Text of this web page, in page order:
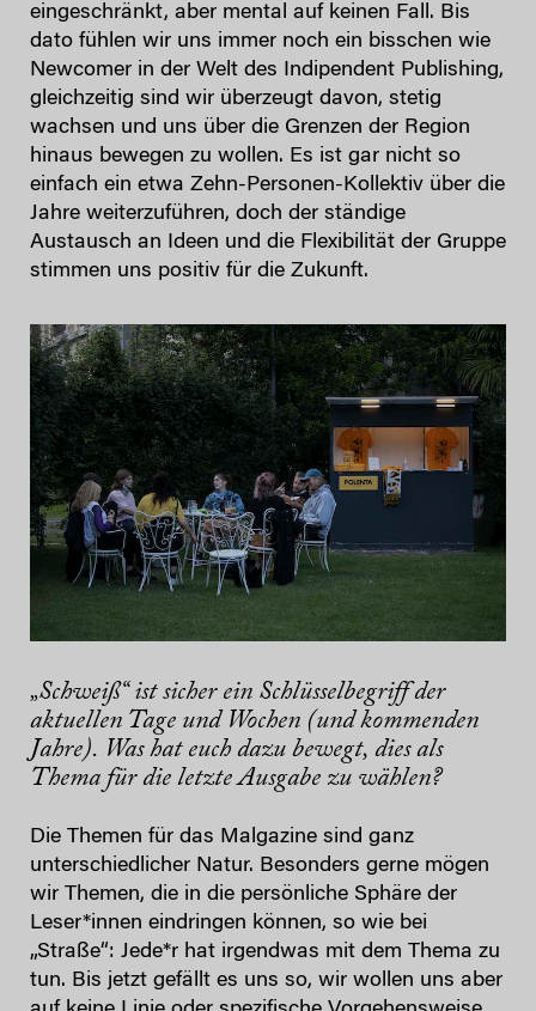
eingeschränkt, aber mental auf keinen Fall. Bis
dato fühlen wir uns immer noch ein bisschen wie
Newcomer in der Welt des Indipendent Publishing,
gleichzeitig sind wir überzeugt davon, stetig
wachsen und uns über die Grenzen der Region
hinaus bewegen zu wollen. Es ist gar nicht so
einfach ein etwa Zehn-Personen-Kollektiv über die
Jahre weiterzuführen, doch der ständige
Austausch an Ideen und die Flexibilität der Gruppe
stimmen uns positiv für die Zukunft.
„Schweiß“ ist sicher ein Schlüsselbegriff der
aktuellen Tage und Wochen (und kommenden
Jahre). Was hat euch dazu bewegt, dies als
Thema für die letzte Ausgabe zu wählen?
Die Themen für das Malgazine sind ganz
unterschiedlicher Natur. Besonders gerne mögen
wir Themen, die in die persönliche Sphäre der
Leser*innen eindringen können, so wie bei
„Straße“: Jede*r hat irgendwas mit dem Thema zu
tun. Bis jetzt gefällt es uns so, wir wollen uns aber